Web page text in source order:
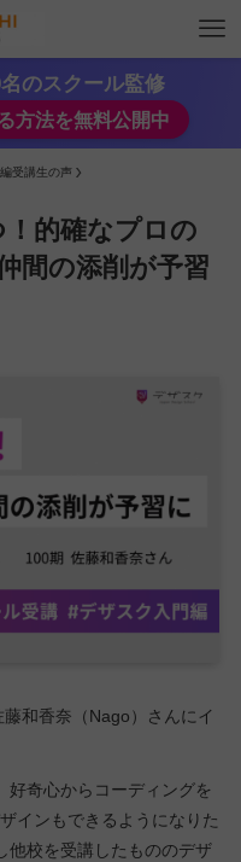
のスクール監修
方法を無料公開中
編受講生の声
的確なプロの
間の添削が予習
和香奈（Nago）さんにイ
好奇心からコーディングを
インもできるようになりた
他校を受講したもののデザ